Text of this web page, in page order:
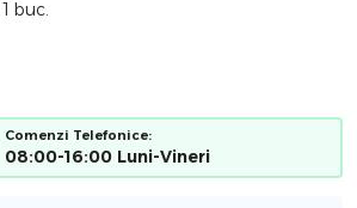
1 buc.
Comenzi Telefonice:
08:00-16:00 Luni-Vineri